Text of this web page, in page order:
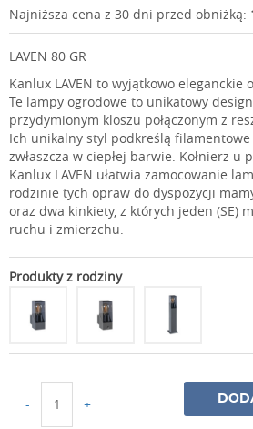
Najniższa cena z 30 dni przed obniżką:
LAVEN 80 GR
Kanlux LAVEN to wyjątkowo
Te lampy ogrodowe to unikatowy
przydymionym kloszu połączonym z
Ich unikalny styl podkreślą filamentowe
zwłaszcza w ciepłej barwie. Kołnierz u
Kanlux LAVEN ułatwia zamocowanie
rodzinie tych opraw do dyspozycji
oraz dwa kinkiety, z których jeden (SE)
ruchu i zmierzchu.
Produkty z rodziny
- +